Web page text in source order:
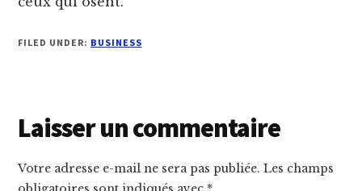
FILED UNDER: BUSINESS
Reader
Interactions
Laisser un commentaire
Votre adresse e-mail ne sera pas publiée. Les champs